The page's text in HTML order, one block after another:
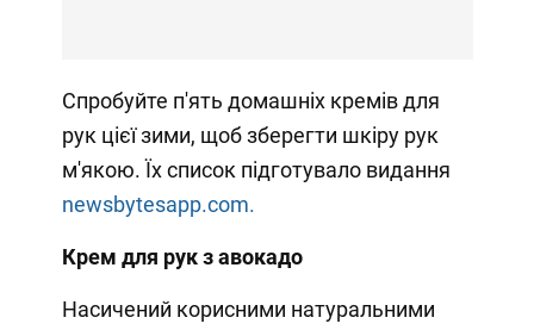
Спробуйте п'ять домашніх кремів для
рук цієї зими, щоб зберегти шкіру рук
м'якою. Їх список підготувало видання
newsbytesapp.com.
Крем для рук з авокадо
Насичений корисними натуральними